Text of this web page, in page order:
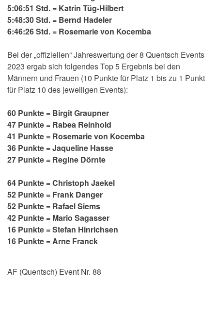
5:06:51 Std. = Katrin Tüg-Hilbert
5:48:30 Std. = Bernd Hadeler
6:46:26 Std. = Rosemarie von Kocemba
Bei der „offiziellen“ Jahreswertung der 8 Quentsch Events
2023 ergab sich folgendes Top 5 Ergebnis bei den
Männern und Frauen (10 Punkte für Platz 1 bis zu 1 Punkt
für Platz 10 des jeweiligen Events):
60 Punkte = Birgit Graupner
47 Punkte = Rabea Reinhold
41 Punkte = Rosemarie von Kocemba
36 Punkte = Jaqueline Hasse
27 Punkte = Regine Dörnte
64 Punkte = Christoph Jaekel
52 Punkte = Frank Danger
52 Punkte = Rafael Siems
42 Punkte = Mario Sagasser
16 Punkte = Stefan Hinrichsen
16 Punkte = Arne Franck
AF (Quentsch) Event Nr. 88